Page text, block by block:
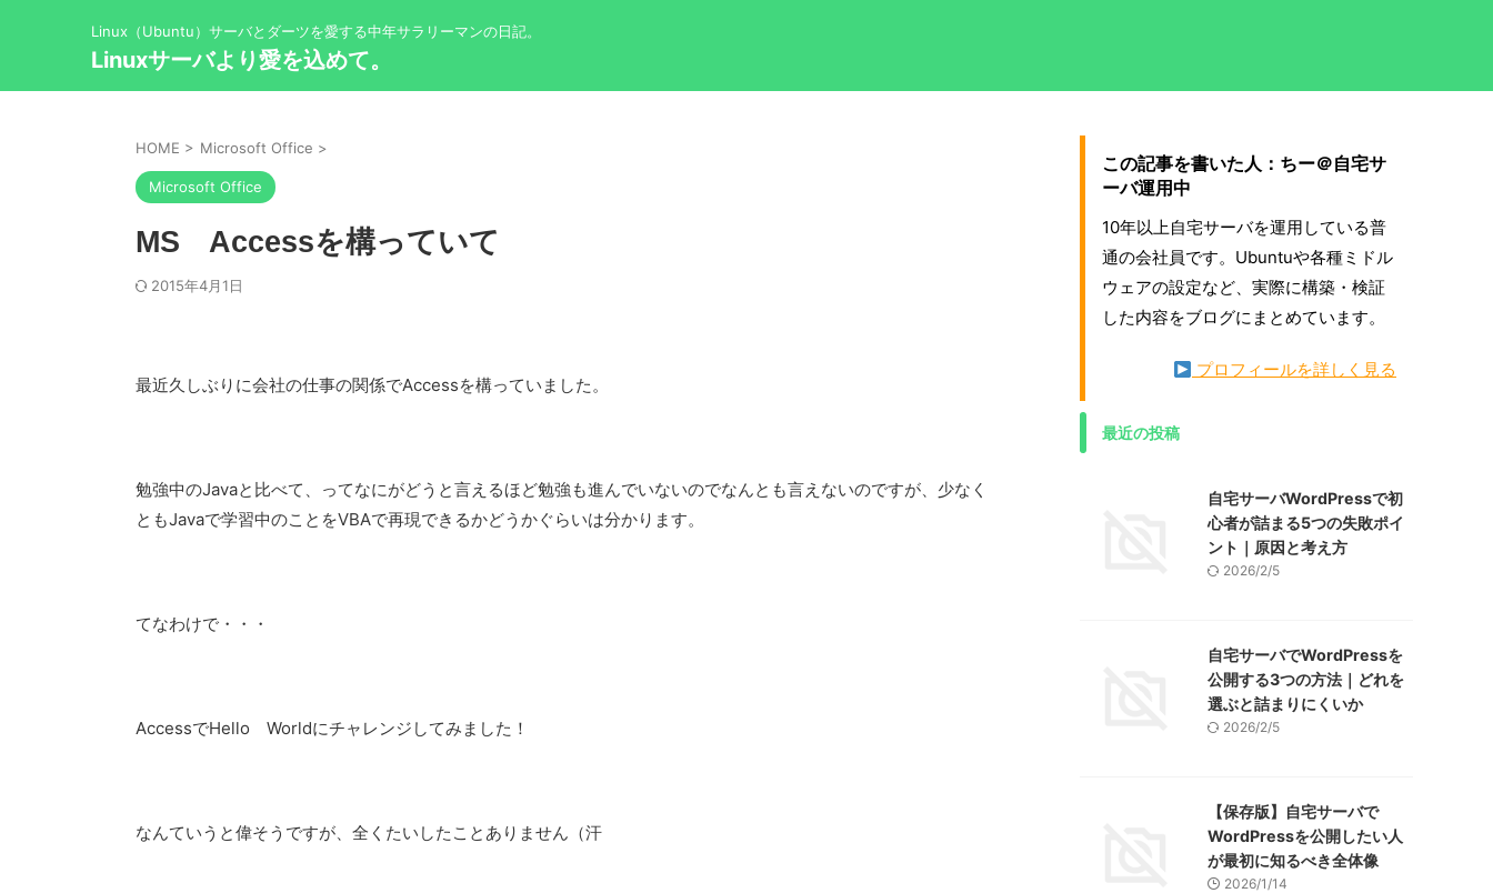
Linux（Ubuntu）サーバとダーツを愛する中年サラリーマンの日記。
Linuxサーバより愛を込めて。
HOME > Microsoft Office >
Microsoft Office
MS Accessを構っていて
2015年4月1日
最近久しぶりに会社の仕事の関係でAccessを構っていました。
勉強中のJavaと比べて、ってなにがどうと言えるほど勉強も進んでいないのでなんとも言えないのですが、少なく
ともJavaで学習中のことをVBAで再現できるかどうかぐらいは分かります。
てなわけで・・・
AccessでHello Worldにチャレンジしてみました！
なんていうと偉そうですが、全くたいしたことありません（汗
この記事を書いた人：ちー＠自宅サ
ーバ運用中
10年以上自宅サーバを運用している普
通の会社員です。Ubuntuや各種ミドル
ウェアの設定など、実際に構築・検証
した内容をブログにまとめています。
プロフィールを詳しく見る
最近の投稿
自宅サーバWordPressで初
心者が詰まる5つの失敗ポイ
ント｜原因と考え方
2026/2/5
自宅サーバでWordPressを
公開する3つの方法｜どれを
選ぶと詰まりにくいか
2026/2/5
【保存版】自宅サーバで
WordPressを公開したい人
が最初に知るべき全体像
2026/1/14